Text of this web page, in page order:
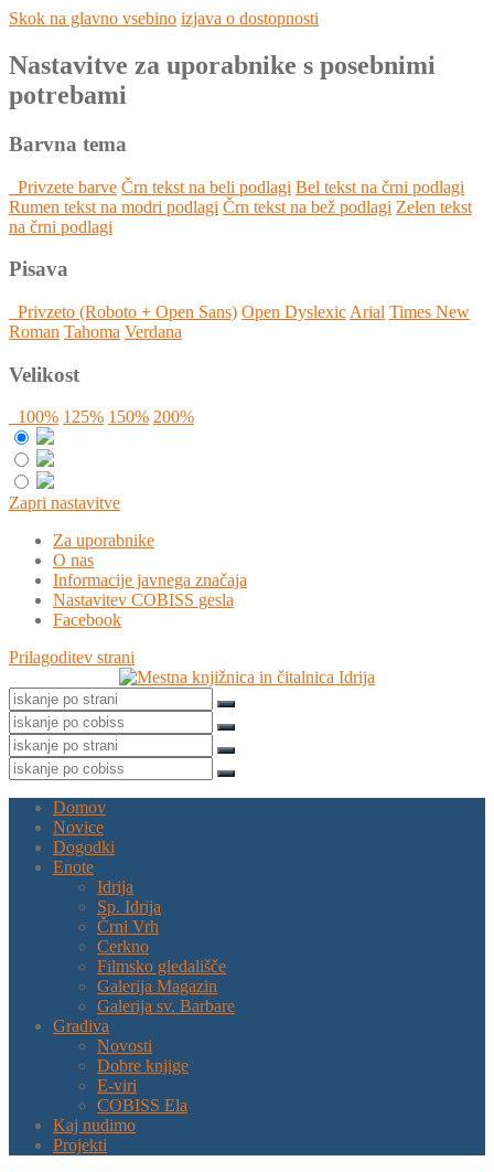
Skok na glavno vsebino izjava o dostopnosti
Nastavitve za uporabnike s posebnimi
potrebami
Barvna tema
Privzete barve Črn tekst na beli podlagi Bel tekst na črni podlagi
Rumen tekst na modri podlagi Črn tekst na bež podlagi Zelen tekst
na črni podlagi
Pisava
Privzeto (Roboto + Open Sans) Open Dyslexic Arial Times New
Roman Tahoma Verdana
Velikost
100% 125% 150% 200%
Zapri nastavitve
Za uporabnike
O nas
Informacije javnega značaja
Nastavitev COBISS gesla
Facebook
Prilagoditev strani
Domov
Novice
Dogodki
Enote
Idrija
Sp. Idrija
Črni Vrh
Cerkno
Filmsko gledališče
Galerija Magazin
Galerija sv. Barbare
Gradiva
Novosti
Dobre knjige
E-viri
COBISS Ela
Kaj nudimo
Projekti